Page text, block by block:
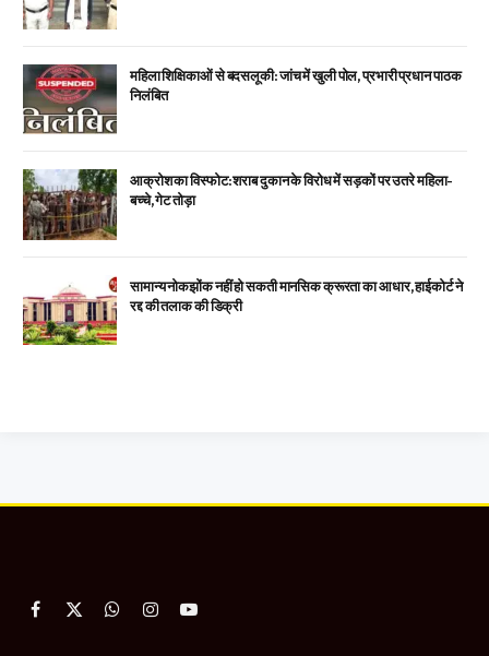
महिला शिक्षिकाओं से बदसलूकी: जांच में खुली पोल, प्रभारी प्रधान पाठक
निलंबित
आक्रोश का विस्फोट: शराब दुकान के विरोध में सड़कों पर उतरे महिला-
बच्चे, गेट तोड़ा
सामान्य नोकझोंक नहीं हो सकती मानसिक क्रूरता का आधार, हाईकोर्ट ने
रद्द की तलाक की डिक्री
Facebook
X
WhatsApp
InstagramYouTube